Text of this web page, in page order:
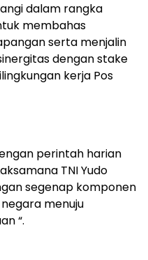
dalam rangka
membahas
serta menjalin
dengan stake
kerja Pos
perintah harian
TNI Yudo
segenap komponen
menuju
“.